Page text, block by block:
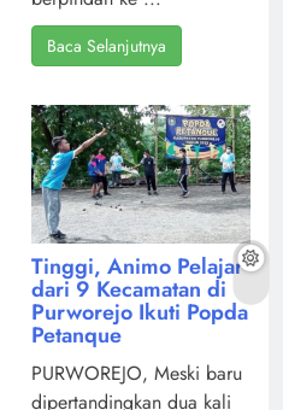
Baca Selanjutnya
Tinggi, Animo Pelajar
dari 9 Kecamatan di
Purworejo Ikuti Popda
Petanque
PURWOREJO, Meski baru
dipertandingkan dua kali